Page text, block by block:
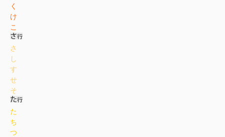
く
け
こ
さ
し
す
せ
そ
た
ち
つ